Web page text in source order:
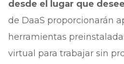
desde el lugar que
de DaaS proporcionarán
herramientas
virtual para trabajar sin